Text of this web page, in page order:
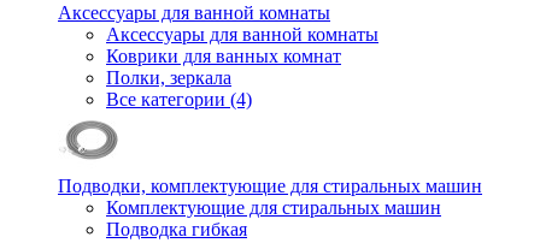
Аксессуары для ванной комнаты
Аксессуары для ванной комнаты
Коврики для ванных комнат
Полки, зеркала
Все категории (4)
Подводки, комплектующие для стиральных машин
Комплектующие для стиральных машин
Подводка гибкая